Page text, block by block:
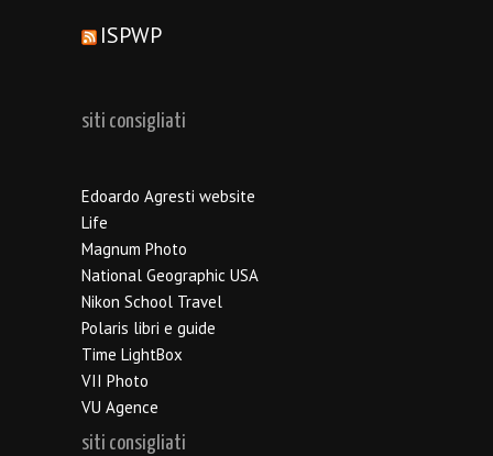
ISPWP
siti consigliati
Edoardo Agresti website
Life
Magnum Photo
National Geographic USA
Nikon School Travel
Polaris libri e guide
Time LightBox
VII Photo
VU Agence
siti consigliati